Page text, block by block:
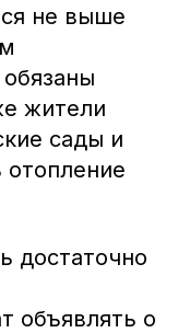
не выше
жители
сады и
достаточно
объявлять о